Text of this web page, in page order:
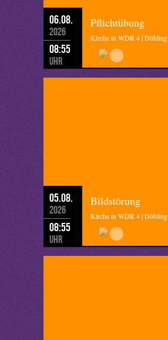
06.08.
2026
08:55
Uhr
Pflichtübung
Kirche in WDR 4 | Döhling
05.08.
2026
08:55
Uhr
Bildstörung
Kirche in WDR 4 | Döhling